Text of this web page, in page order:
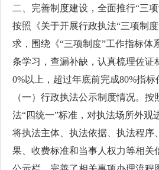
二、完善制度建设，全面推行“三
按照《关于开展行政执法“三项制
求，围绕《“三项制度”工作指标体
条学习，查漏补缺，认真梳理佐证
0%以上，超过年底前完成80%指标
（一）行政执法公示制度情况。按
法“四统一”标准，对执法场所外观
将执法主体、执法依据、执法程序
果、收费标准和当事人权力等相关